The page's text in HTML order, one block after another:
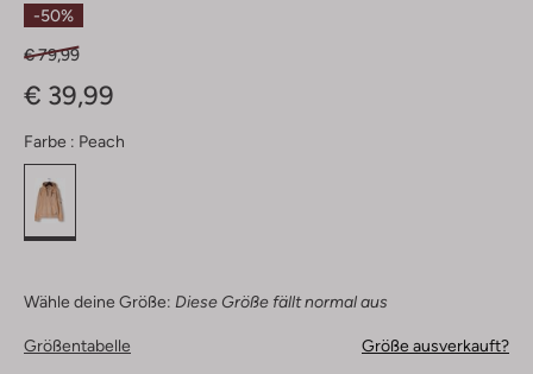
-50%
€ 79,99
€ 39,99
Farbe : Peach
Wähle deine Größe: Diese Größe fällt normal aus
Größentabelle Größe ausverkauft?